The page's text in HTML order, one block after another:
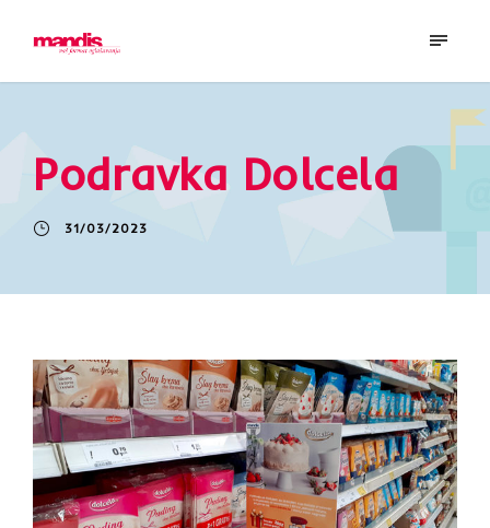
Podravka Dolcela
31/03/2023